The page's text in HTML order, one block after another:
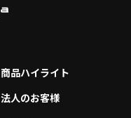
商品ハイライト
法人のお客様